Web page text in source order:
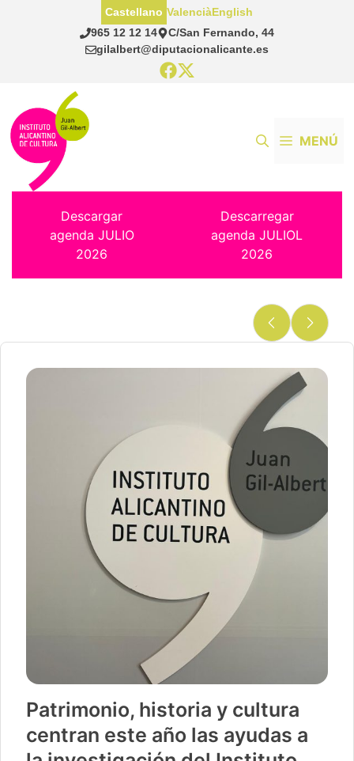
965 12 12 14
C/San Fernando, 44
gilalbert@diputacionalicante.es
Castellano ValenciàEnglish
MENÚ
Descargar
agenda JULIO
2026
Descarregar
agenda JULIOL
2026
Patrimonio, historia y cultura
centran este año las ayudas a